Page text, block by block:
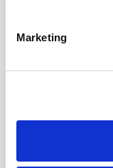
Marketing